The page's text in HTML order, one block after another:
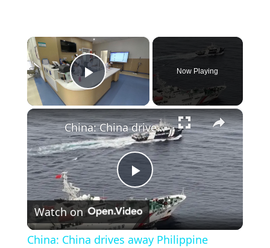
×
Play Video
Now Playing
×
Play
Video
China: China drives away Philippine vessels intruding into Huangyan Dao waters.
Watch on
China: China drives away Philippine